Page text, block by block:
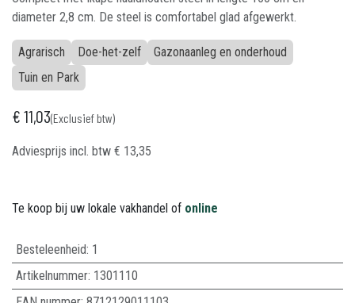
diameter 2,8 cm. De steel is comfortabel glad afgewerkt.
Agrarisch Doe-het-zelf
Gazonaanleg en onderhoud
Tuin en Park
€11,03(Exclusief btw)
Adviesprijs incl. btw € 13,35
Te koop bij uw lokale vakhandel of online
Besteleenheid: 1
Artikelnummer: 1301110